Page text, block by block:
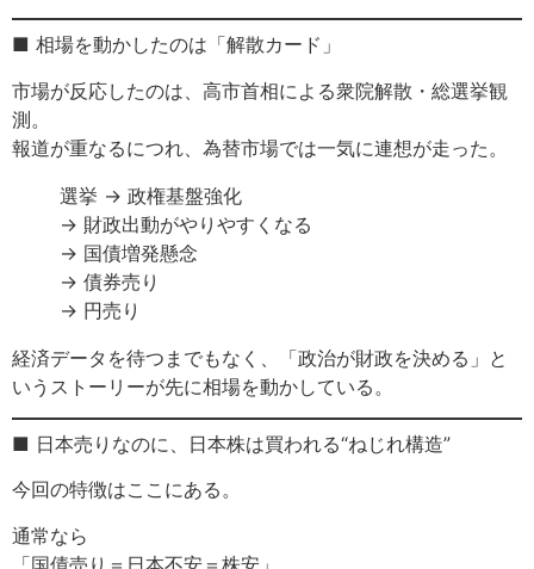
■ 相場を動かしたのは「解散カード」
市場が反応したのは、高市首相による衆院解散・総選挙観
測。
報道が重なるにつれ、為替市場では一気に連想が走った。
選挙 → 政権基盤強化
→ 財政出動がやりやすくなる
→ 国債増発懸念
→ 債券売り
→ 円売り
経済データを待つまでもなく、「政治が財政を決める」と
いうストーリーが先に相場を動かしている。
■ 日本売りなのに、日本株は買われる“ねじれ構造”
今回の特徴はここにある。
通常なら
「国債売り＝日本不安＝株安」